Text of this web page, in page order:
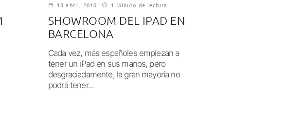
18 abril, 2010
1 Minuto de lectura
SHOWROOM DEL IPAD EN
BARCELONA
Cada vez, más españoles empiezan a
tener un iPad en sus manos, pero
desgraciadamente, la gran mayoría no
podrá tener...